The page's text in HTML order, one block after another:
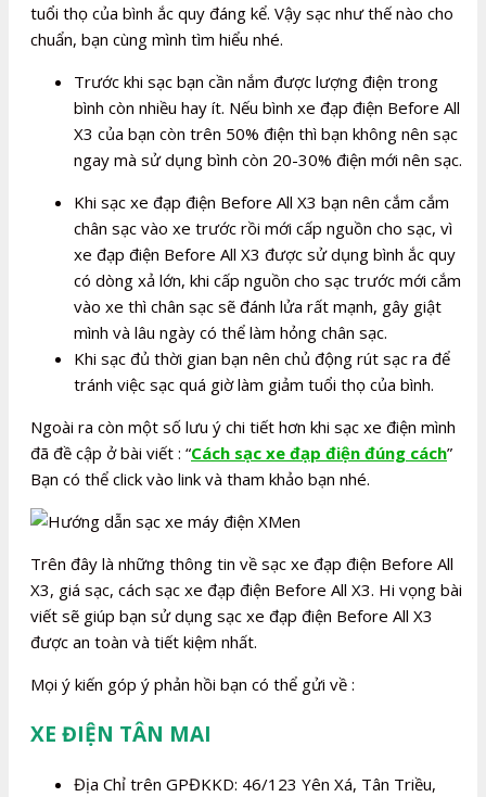
tuổi thọ của bình ắc quy đáng kể. Vậy sạc như thế nào cho
chuẩn, bạn cùng mình tìm hiểu nhé.
Trước khi sạc bạn cần nắm được lượng điện trong
bình còn nhiều hay ít. Nếu bình xe đạp điện Before All
X3 của bạn còn trên 50% điện thì bạn không nên sạc
ngay mà sử dụng bình còn 20-30% điện mới nên sạc.
Khi sạc xe đạp điện Before All X3 bạn nên cắm cắm
chân sạc vào xe trước rồi mới cấp nguồn cho sạc, vì
xe đạp điện Before All X3 được sử dụng bình ắc quy
có dòng xả lớn, khi cấp nguồn cho sạc trước mới cắm
vào xe thì chân sạc sẽ đánh lửa rất mạnh, gây giật
mình và lâu ngày có thể làm hỏng chân sạc.
Khi sạc đủ thời gian bạn nên chủ động rút sạc ra để
tránh việc sạc quá giờ làm giảm tuổi thọ của bình.
Ngoài ra còn một số lưu ý chi tiết hơn khi sạc xe điện mình
đã đề cập ở bài viết : “Cách sạc xe đạp điện đúng cách”
Bạn có thể click vào link và tham khảo bạn nhé.
Trên đây là những thông tin về sạc xe đạp điện Before All
X3, giá sạc, cách sạc xe đạp điện Before All X3. Hi vọng bài
viết sẽ giúp bạn sử dụng sạc xe đạp điện Before All X3
được an toàn và tiết kiệm nhất.
Mọi ý kiến góp ý phản hồi bạn có thể gửi về :
XE ĐIỆN TÂN MAI
Địa Chỉ trên GPĐKKD: 46/123 Yên Xá, Tân Triều,